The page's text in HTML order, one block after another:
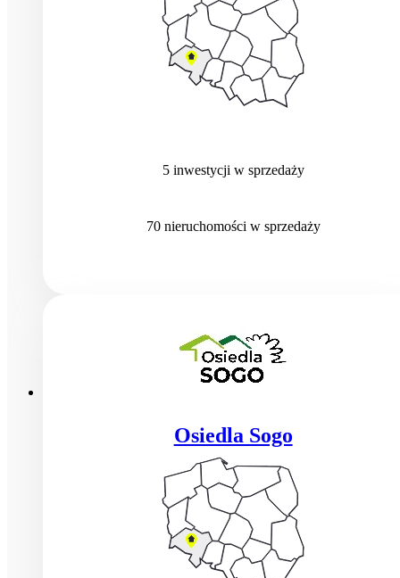
5 inwestycji w sprzedaży
70 nieruchomości w sprzedaży
Osiedla Sogo